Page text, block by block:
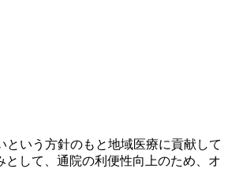
いう方針のもと地域医療に貢献して
して、通院の利便性向上のため、オ